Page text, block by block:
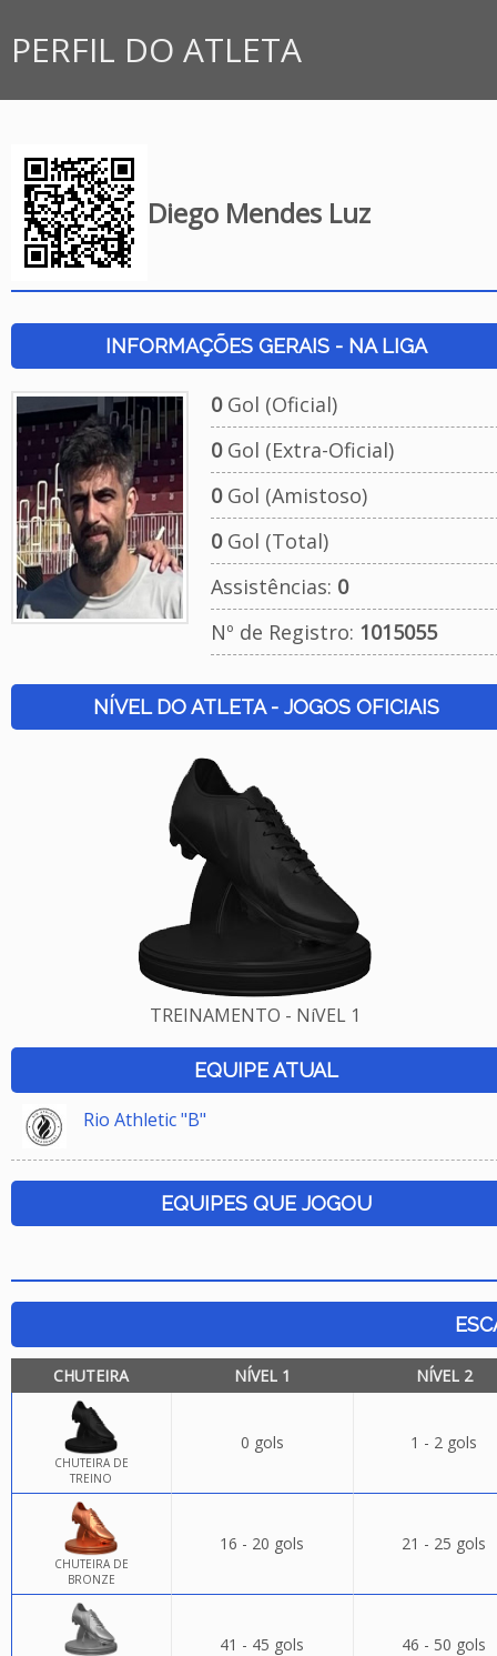
PERFIL DO ATLETA
Diego Mendes Luz
INFORMAÇÕES GERAIS - NA LIGA
0Gol (Oficial)
0Gol (Extra-Oficial)
0Gol (Amistoso)
0Gol (Total)
Assistências: 0
Nº de Registro: 1015055
NÍVEL DO ATLETA - JOGOS OFICIAIS
TREINAMENTO - NíVEL 1
EQUIPE ATUAL
Rio Athletic "B"
EQUIPES QUE JOGOU
CHUTEIRA NÍVEL 1 NÍVEL 2
CHUTEIRA DE
TREINO
0 gols 1 - 2 gols
CHUTEIRA DE
BRONZE
16 - 20 gols 21 - 25 gols
41 - 45 gols 46 - 50 gols